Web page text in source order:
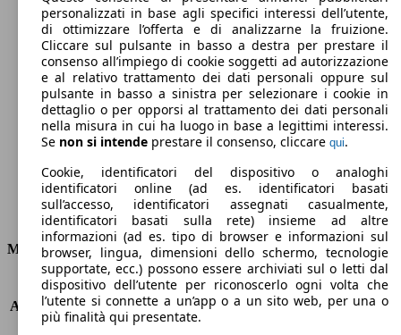
263 g/km
Emissioni di CO2 (combinato)*
Ø 11.5 l/100km
Consumi
Motore e Prestazioni
KW (PS)
450 kW (612 PS)
Accelerazione (0-100 km/h) 3.8s
Velocità massima (km/h)
280 km/h
personalizzati in base agli specifici interessi dell’utente,
di ottimizzare l’offerta e di analizzarne la fruizione.
Cliccare sul pulsante in basso a destra per prestare il
consenso all’impiego di cookie soggetti ad autorizzazione
e al relativo trattamento dei dati personali oppure sul
pulsante in basso a sinistra per selezionare i cookie in
dettaglio o per opporsi al trattamento dei dati personali
nella misura in cui ha luogo in base a legittimi interessi.
Se non si intende prestare il consenso, cliccare qui.
Cookie, identificatori del dispositivo o analoghi
identificatori online (ad es. identificatori basati
sull’accesso, identificatori assegnati casualmente,
identificatori basati sulla rete) insieme ad altre
informazioni (ad es. tipo di browser e informazioni sul
browser, lingua, dimensioni dello schermo, tecnologie
supportate, ecc.) possono essere archiviati sul o letti dal
dispositivo dell’utente per riconoscerlo ogni volta che
l’utente si connette a un’app o a un sito web, per una o
più finalità qui presentate.